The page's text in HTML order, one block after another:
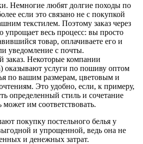
Немногие любят долгие походы по
если это связано не с покупкой
текстилем. Поэтому заказ через
упрощает весь процесс: вы просто
товар, оплачиваете его и
уведомление с почты.
заказ. Некоторые компании
оказывают услуги по пошиву оптом
по вашим размерам, цветовым и
Это удобно, если, к примеру,
определенный стиль и сочетание
может им соответствовать.
покупку постельного белья у
и упрощенной, ведь она не
и денежных затрат.